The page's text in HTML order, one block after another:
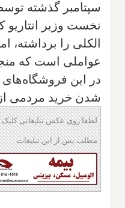
سپتامبر گذشته
نخست وزیر
الکلی را برداشته،
عواملی است که
در این فروشگاه‌های
شدن خرید مردمی
لطفا روی عکس تبلیغاتی کلیک
مطلب پس از این تبلیغات